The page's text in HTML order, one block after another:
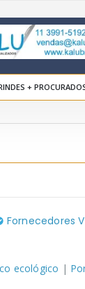
+
Fornecedores
ecológico |